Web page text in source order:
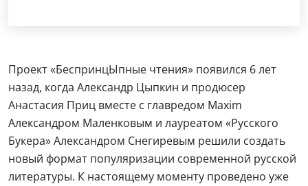
Проект «БеспринцЫпные чтения» появился 6 лет
назад, когда Александр Цыпкин и продюсер
Анастасия Приц вместе с главредом Maxim
Александром Маленковым и лауреатом «Русского
Букера» Александром Снегиревым решили создать
новый формат популяризации современной русской
литературы. К настоящему моменту проведено уже